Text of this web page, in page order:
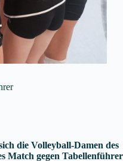
die Volleyball-Damen des
Match gegen Tabellenführer